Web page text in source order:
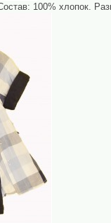
100% хлопок.